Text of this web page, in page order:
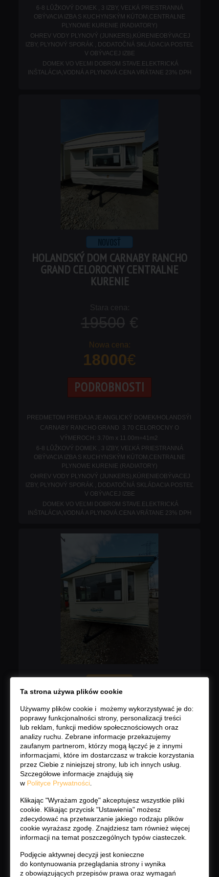
6-8 LŮŽKOVÝ DOMEK , 3 IZBY, VEĽKÁ PRIESTRANNÁ
OBÝVACIA IZBA S KUCHYNSKÝM KÚTOM,CENTRALNE
PLYNOWE KURENIE (RADIATORY)
OHREV VODY PLYNOVÝ (JUNKERS),KÚRENIEOBÝVACEJ
IZBY, PLYNOVÝ SPORÁK , DODATOČNÁ SKLÁDACIA POSTEĽ
V OBÝVACEJ IZBE
DOMEK VO VEĽMI DOBROM STAVE.ELEKTRICKÁ
INŠTALÁCIA,VODNÁ A PLYNOVÁ. CENA VRÁTANE 23% DPH
HOLANDSKÝ DOM CARNABY RANCHO
GRAND CELOROCNY CENTRALNE
KURENIE
19500 €
18000€
PODROBNOSTI
PREDMETOM PREDAJA JE ANGLICKÝ DOMEK/HOLANDSÝI
CARNABY RANCHO GRAND 3.70 CELOROCNY O
VÝMEROCH: 3.70m x 11.00m=41m2
6-8 LŮŽKOVÝ DOMEK , 3 IZBY, VEĽKÁ PRIESTRANNÁ
OBÝVACIA IZBA S KUCHYNSKÝM KÚTOM,CENTRALNE
PLYNOWE KURENIE (RADIATORY)
OHREV VODY PLYNOVÝ (JUNKERS),KÚRENIEOBÝVACEJ
IZBY, PLYNOVÝ SPORÁK , DODATOČNÁ SKLÁDACIA POSTEĽ
V OBÝVACEJ IZBE
DOMEK VO VEĽMI DOBROM STAVE.ELEKTRICKÁ
INŠTALÁCIA,VODNÁ A PLYNOVÁ.CENA VRÁTANE 23% DPH
HOLANDSKÝ DOM ATLAS EVERGLADE
3.70 CELOROCNY
16500€
15200
PODROBNOSTI
PREDMETOM PREDAJA JE ANGLICKÝ DOMEK/HOLANDSÝI
x 11.00m=41m2
6-8 LŮŽKOVÝ DOMEK , 3 IZBY, VEĽKÁ PRIESTRANNÁ
Ta strona używa plików cookie
Używamy plików cookie i możemy wykorzystywać je do:
poprawy funkcjonalności strony, personalizacji treści
lub reklam, funkcji mediów społecznościowych oraz
analizy ruchu. Zebrane informacje przekazujemy
zaufanym partnerom, którzy mogą łączyć je z innymi
informacjami, które im dostarczasz w trakcie korzystania
przez Ciebie z niniejszej strony, lub ich innych usług.
Szczegółowe informacje znajdują się
w Polityce Prywatności
Klikając "Wyrażam zgodę" akceptujesz wszystkie pliki
cookie. Klikając przycisk "Ustawienia" możesz
zdecydować na przetwarzanie jakiego rodzaju plików
cookie wyrażasz zgodę. Znajdziesz tam również więcej
informacji na temat poszczególnych typów ciasteczek.
Podjęcie aktywnej decyzji jest konieczne
do kontynuowania przeglądania strony i wynika
z obowiązujących przepisów prawa oraz wymagań